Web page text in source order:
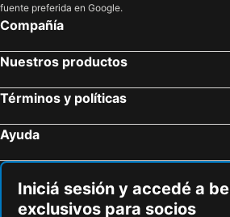
fuente preferida en Google.
Compañía
Nuestros productos
Términos y políticas
Ayuda
Iniciá sesión y accedé a
exclusivos para socios